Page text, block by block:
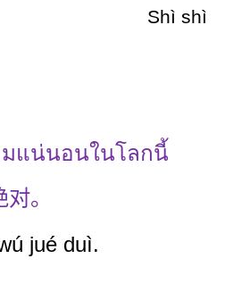
Shì shì
แน่นอนในโลกนี้
。
jué duì.